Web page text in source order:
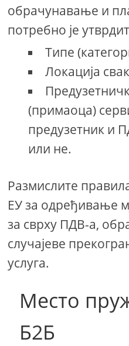
обрачунавање и
потребно је
Типе
Локација
(примаоца)
предузетник и
или не.
Размислите
ЕУ за одређивање
за сврху ПДВ-а,
случајеве
услуга.
Место
Б2Б